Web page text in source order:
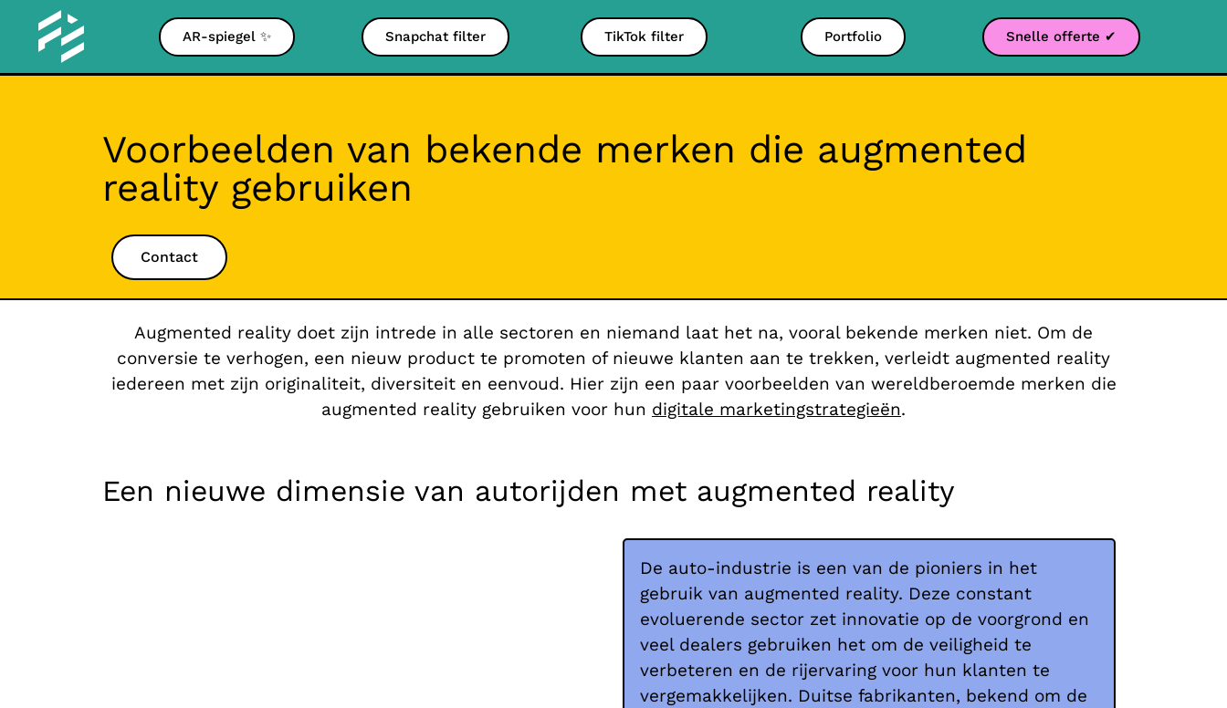
AR-spiegel ✨ Snapchat filter TikTok filter Portfolio Snelle offerte ✔
Voorbeelden van bekende merken die augmented
reality gebruiken
Contact
Augmented reality doet zijn intrede in alle sectoren en niemand laat het na, vooral bekende merken niet. Om de
conversie te verhogen, een nieuw product te promoten of nieuwe klanten aan te trekken, verleidt augmented reality
iedereen met zijn originaliteit, diversiteit en eenvoud. Hier zijn een paar voorbeelden van wereldberoemde merken die
augmented reality gebruiken voor hun digitale marketingstrategieën.
Een nieuwe dimensie van autorijden met augmented reality
De auto-industrie is een van de pioniers in het
gebruik van augmented reality. Deze constant
evoluerende sector zet innovatie op de voorgrond en
veel dealers gebruiken het om de veiligheid te
verbeteren en de rijervaring voor hun klanten te
vergemakkelijken. Duitse fabrikanten, bekend om de